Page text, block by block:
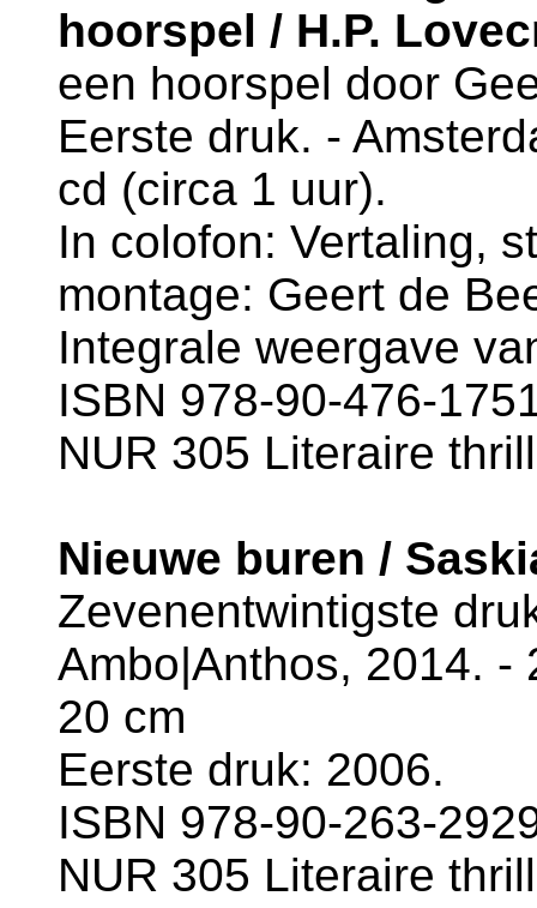
hoorspel / H.P.
een hoorspel door
Eerste druk. -
cd (circa 1 uur).
In colofon: Vertaling,
montage: Geert de
Integrale weergave
ISBN 978-90-476-
NUR 305 Literaire
Nieuwe buren /
Zevenentwintigste
Ambo|Anthos, 2014. -
20 cm
Eerste druk: 2006.
ISBN 978-90-263-
NUR 305 Literaire